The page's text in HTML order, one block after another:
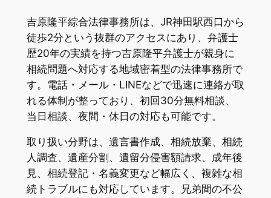
吉原隆平綜合法律事務所は、JR神田駅西口から
徒歩2分という抜群のアクセスにあり、弁護士
歴20年の実績を持つ吉原隆平弁護士が親身に
相続問題へ対応する地域密着型の法律事務所で
す。電話・メール・LINEなどで迅速に連絡が取
れる体制が整っており、初回30分無料相談、
当日相談、夜間・休日の対応も可能です。
取り扱い分野は、遺言書作成、相続放棄、相続
人調査、遺産分割、遺留分侵害額請求、成年後
見、相続登記・名義変更など幅広く、複雑な相
続トラブルにも対応しています。兄弟間の不公